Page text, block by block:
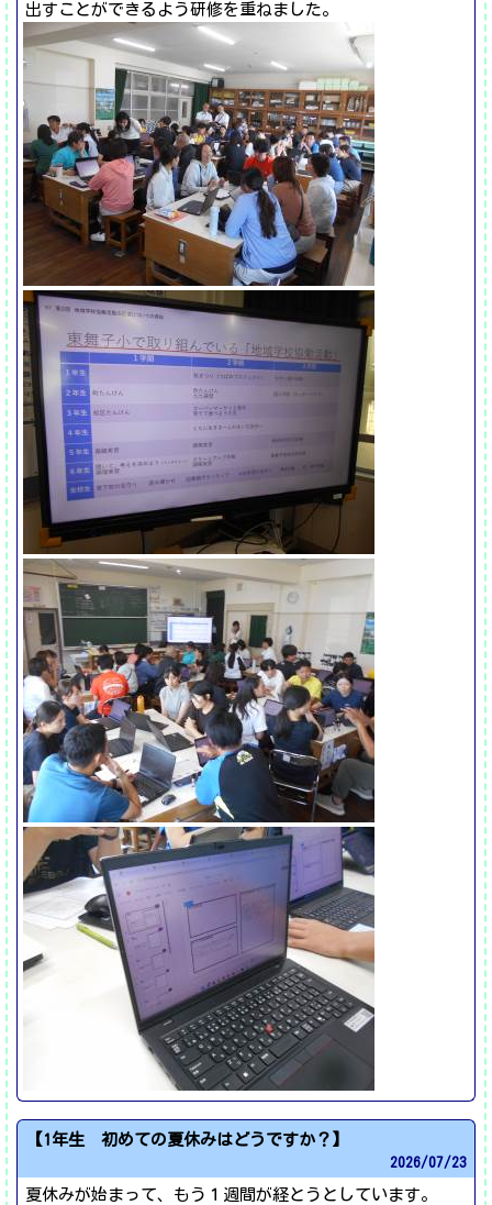
出すことができるよう研修を重ねました。
【1年生 初めての夏休みはどうですか？】
2026/07/23
夏休みが始まって、もう１週間が経とうとしています。